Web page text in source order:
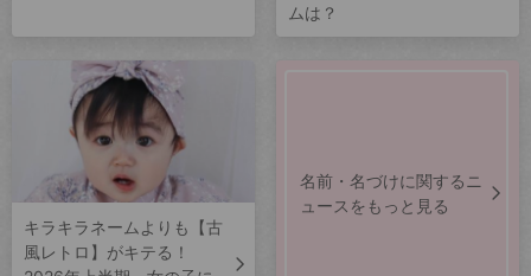
ムは？
キラキラネームよりも【古
風レトロ】がキテる！
名前・名づけに関するニ
ュースをもっと見る